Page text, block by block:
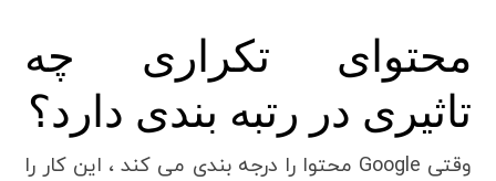
محتوای تکراری چه
تاثیری در رتبه بندی دارد؟
وقتی Google محتوا را درجه بندی می کند ، این کار را